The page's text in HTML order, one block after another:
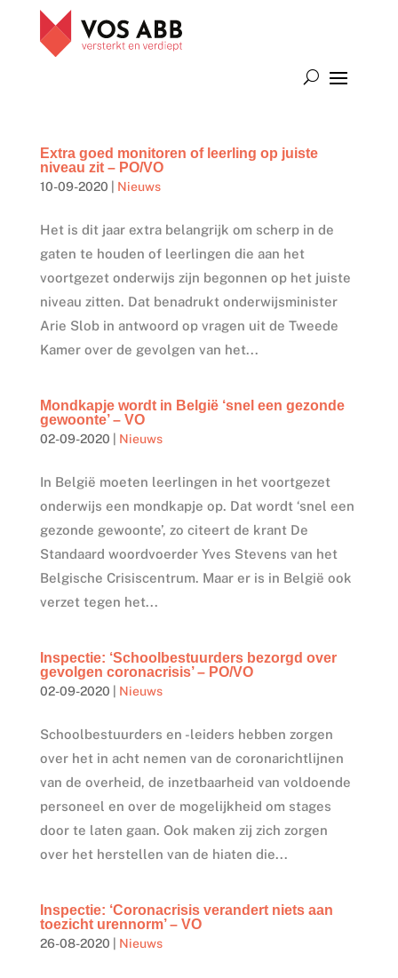
Extra goed monitoren of leerling op juiste
niveau zit – PO/VO
10-09-2020 Nieuws
Het is dit jaar extra belangrijk om scherp in de
gaten te houden of leerlingen die aan het
voortgezet onderwijs zijn begonnen op het juiste
niveau zitten. Dat benadrukt onderwijsminister
Arie Slob in antwoord op vragen uit de Tweede
Kamer over de gevolgen van het...
Mondkapje wordt in België ‘snel een gezonde
gewoonte’ – VO
02-09-2020 Nieuws
In België moeten leerlingen in het voortgezet
onderwijs een mondkapje op. Dat wordt ‘snel een
gezonde gewoonte’, zo citeert de krant De
Standaard woordvoerder Yves Stevens van het
Belgische Crisiscentrum. Maar er is in België ook
verzet tegen het...
Inspectie: ‘Schoolbestuurders bezorgd over
gevolgen coronacrisis’ – PO/VO
02-09-2020 Nieuws
Schoolbestuurders en -leiders hebben zorgen
over het in acht nemen van de coronarichtlijnen
van de overheid, de inzetbaarheid van voldoende
personeel en over de mogelijkheid om stages
door te laten gaan. Ook maken zij zich zorgen
over het herstellen van de hiaten die...
Inspectie: ‘Coronacrisis verandert niets aan
toezicht urennorm’ – VO
26-08-2020 Nieuws